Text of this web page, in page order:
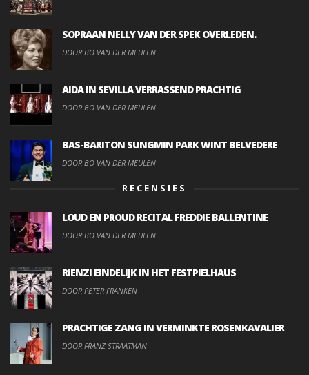
SOPRAAN NELLY VAN DER SPEK OVERLEDEN.
DOOR BO VAN DER MEULEN
AIDA IN SEVILLA VERRASSEND PRACHTIG
DOOR BO VAN DER MEULEN
BAS-BARITON SUNGMIN PARK WINT BELVEDERE
DOOR BO VAN DER MEULEN
RECENSIES
LOUD EN PROUD RECITAL FREDDIE BALLENTINE
DOOR BO VAN DER MEULEN
RIENZI EINDELIJK IN HET FESTPIELHAUS
DOOR PETER FRANKEN
PRACHTIGE ZANG IN VERMINKTE ROSENKAVALIER
DOOR FRANZ STRAATMAN